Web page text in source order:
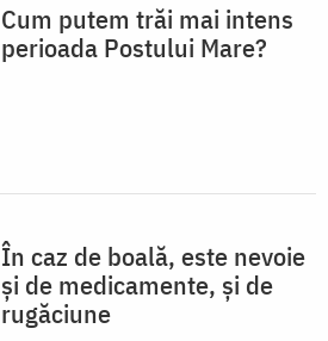
Cum putem trăi mai intens
perioada Postului Mare?
În caz de boală, este nevoie
și de medicamente, și de
rugăciune